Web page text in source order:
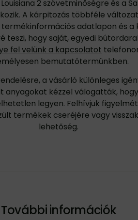
2 szövetminőségre és a
A kárpitozás többféle
termékinformációs adatlapon és a
teszi, hogy saját, egyedi
fel velünk a kapcsolatot
bemutatótermünkben.
a vásárló különleges
anyagokat kézzel válogatták,
legyen. Felhívjuk
termékek cseréjére vagy
lehetőség.
További információk